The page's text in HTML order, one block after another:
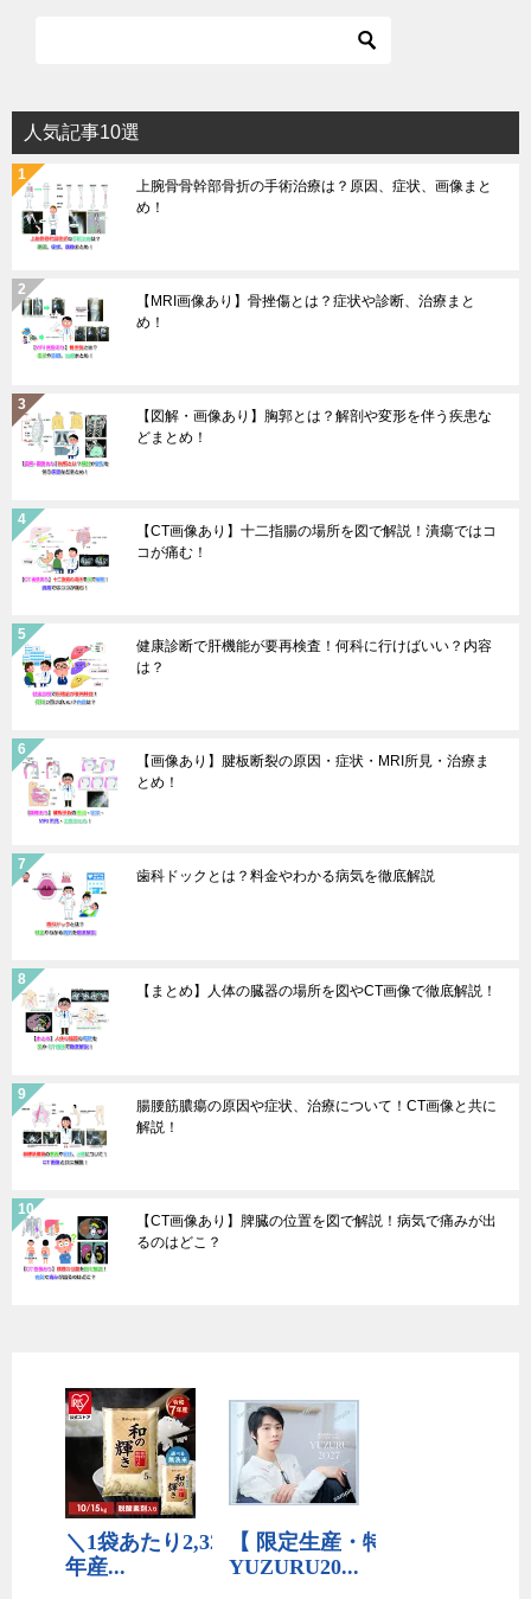
人気記事10選
上腕骨骨幹部骨折の手術治療は？原因、症状、画像まと
め！
【MRI画像あり】骨挫傷とは？症状や診断、治療まと
め！
【図解・画像あり】胸郭とは？解剖や変形を伴う疾患な
どまとめ！
【CT画像あり】十二指腸の場所を図で解説！潰瘍ではコ
コが痛む！
健康診断で肝機能が要再検査！何科に行けばいい？内容
は？
【画像あり】腱板断裂の原因・症状・MRI所見・治療ま
とめ！
歯科ドックとは？料金やわかる病気を徹底解説
【まとめ】人体の臓器の場所を図やCT画像で徹底解説！
腸腰筋膿瘍の原因や症状、治療について！CT画像と共に
解説！
【CT画像あり】脾臓の位置を図で解説！病気で痛みが出
るのはどこ？